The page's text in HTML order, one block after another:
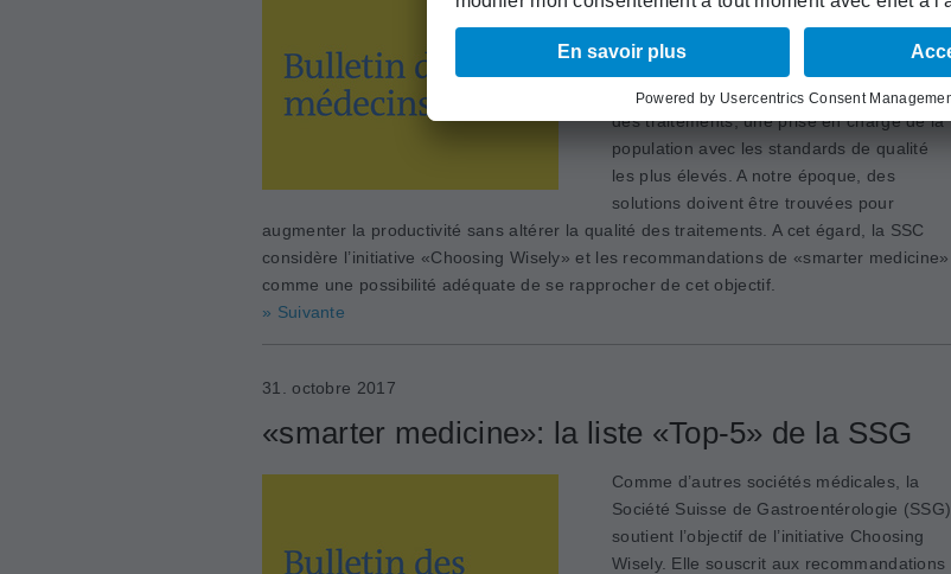
de chirurgie (SSC) s’engage pour que la
chirurgiens permette, grâce à des travaux
et des mesures scientifiques de la qualité
des traitements, une prise en charge de la
population avec les standards de qualité
les plus élevés. A notre époque, des
solutions doivent être trouvées pour
augmenter la productivité sans altérer la qualité des traitements. A cet égard, la SSC
considère l’initiative «Choosing ­Wisely» et les recommandations de «smarter medicine»
comme une possibilité adéquate de se rapprocher de cet objectif.
» Suivante
31. octobre 2017
«smarter medicine»: la liste «Top-5» de la SSG
Comme d’autres sociétés médicales, la
Société Suisse de Gastroentérologie (SSG)
soutient l’objectif de l’initiative Choosing
Wisely. Elle souscrit aux recommandations